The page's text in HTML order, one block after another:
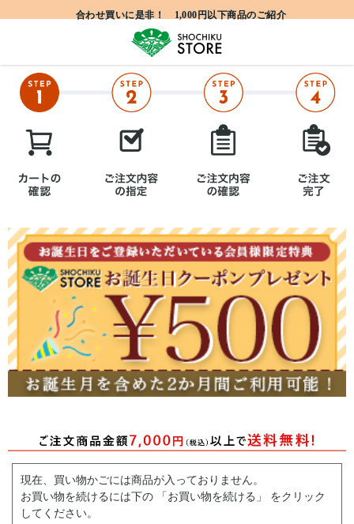
合わせ買いに是非！ 1,000円以下商品のご紹介
現在、買い物かごには商品が入っておりません。
お買い物を続けるには下の 「お買い物を続ける」 をクリック
してください。